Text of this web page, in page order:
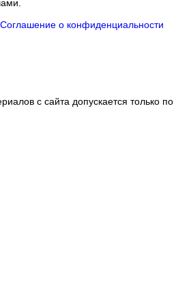
Соглашение о конфиденциальности
с сайта допускается только